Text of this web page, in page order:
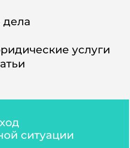
услуги
ситуации